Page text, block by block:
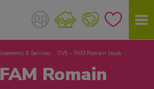
& Services OVE – FAM Romain Jacob
Romain